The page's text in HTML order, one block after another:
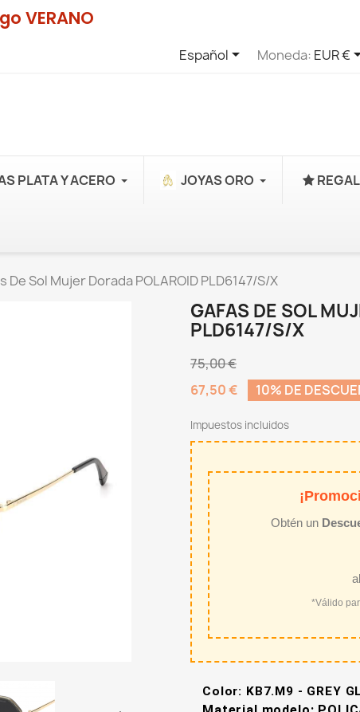
VERANO
Español Moneda: EUR €
PLATA Y ACERO JOYAS ORO
De Sol Mujer Dorada POLAROID PLD6147/S/X
GAFAS DE SOL
PLD6147/S/X
75,00 €
67,50 €
10% DE
Impuestos incluidos
Obtén un
*Válido
Color: KB7.M9 - GREY